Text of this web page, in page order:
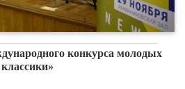
конкурса молодых